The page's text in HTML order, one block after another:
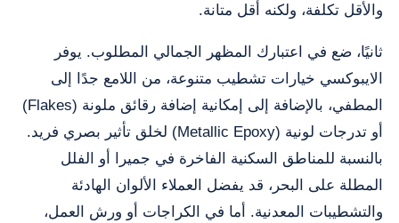
والأقل تكلفة، ولكنه أقل متانة.
ثانيًا، ضع في اعتبارك المظهر الجمالي المطلوب. يوفر
الايبوكسي خيارات تشطيب متنوعة، من اللامع جدًا إلى
المطفي، بالإضافة إلى إمكانية إضافة رقائق ملونة (Flakes)
أو تدرجات لونية (Metallic Epoxy) لخلق تأثير بصري فريد.
بالنسبة للمناطق السكنية الفاخرة في جميرا أو الفلل
المطلة على البحر، قد يفضل العملاء الألوان الهادئة
والتشطيبات المعدنية. أما في الكراجات أو ورش العمل،